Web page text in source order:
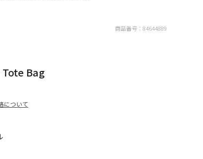
Bag
について
商品番号： 84644889